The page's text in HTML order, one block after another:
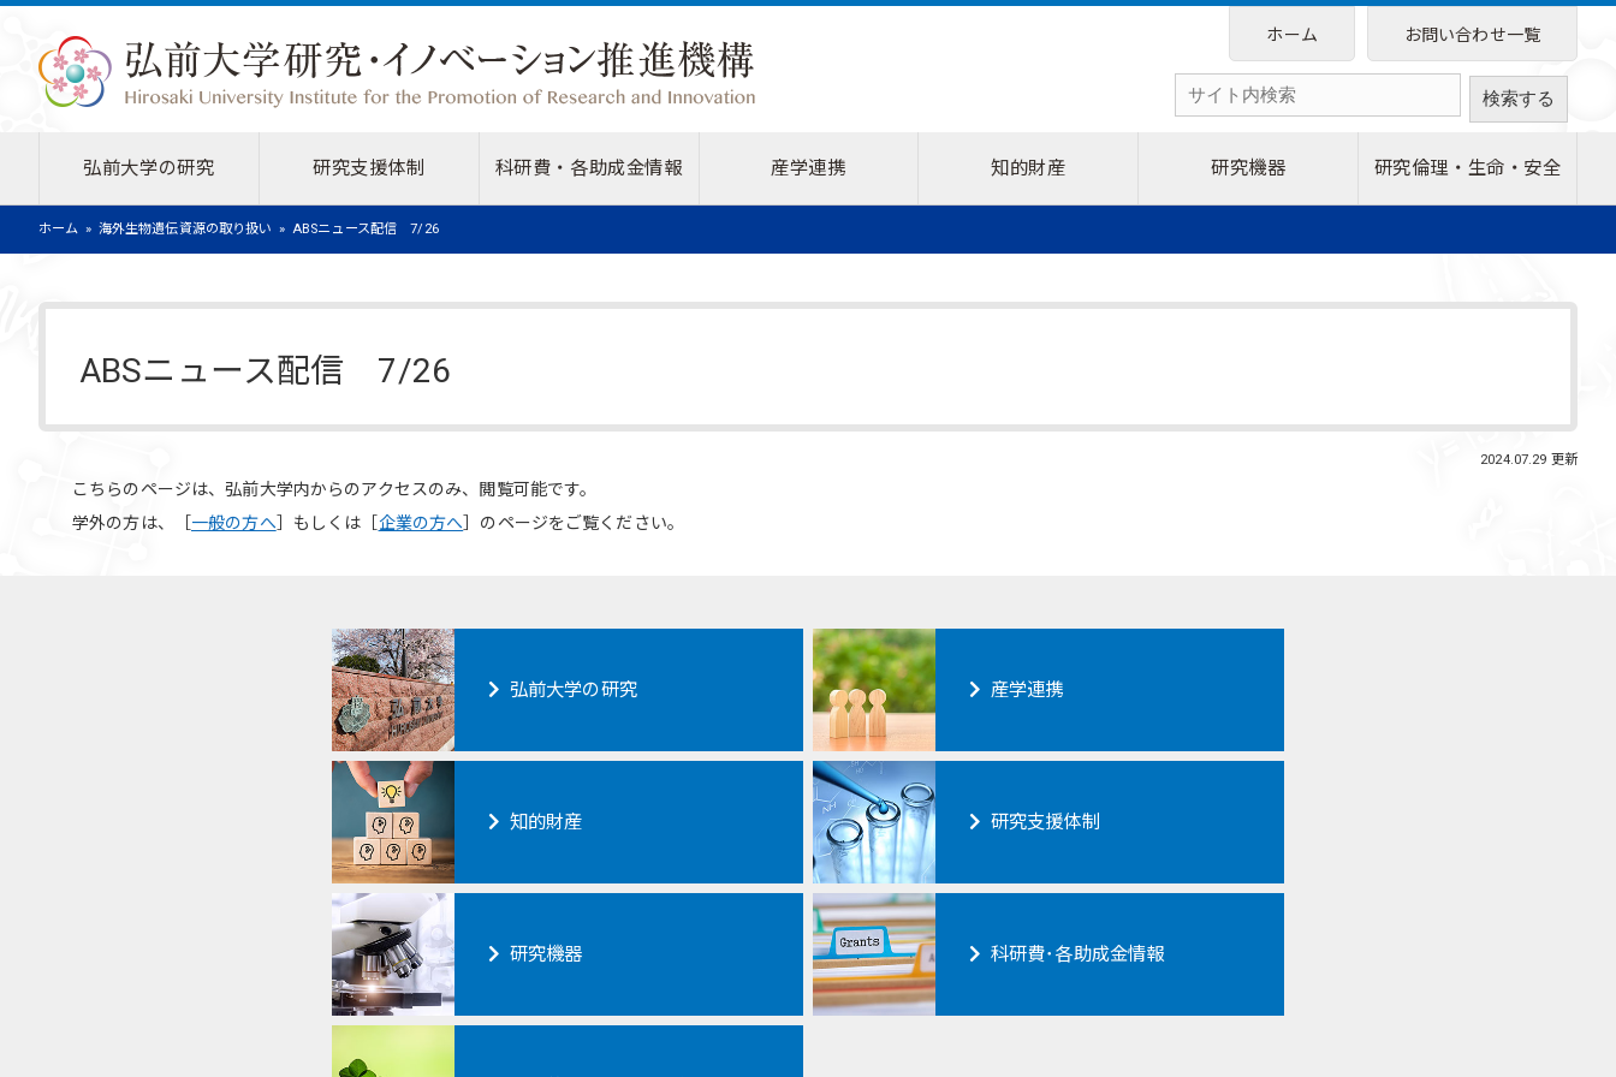
ホーム お問い合わせ一覧
弘前大学の研究 研究支援体制 科研費・各助成金情報 産学連携 知的財産 研究機器 研究倫理・生命・安全
ホーム 海外生物遺伝資源の取り扱い ABSニュース配信 7/26
ABSニュース配信 7/26
2024.07.29 更新
こちらのページは、弘前大学内からのアクセスのみ、閲覧可能です。
学外の方は、［ 一般の方へ］もしくは［ 企業の方へ ］のページをご覧ください。
弘前大学の研究 産学連携
知的財産 研究支援体制
研究機器 科研費･各助成金情報